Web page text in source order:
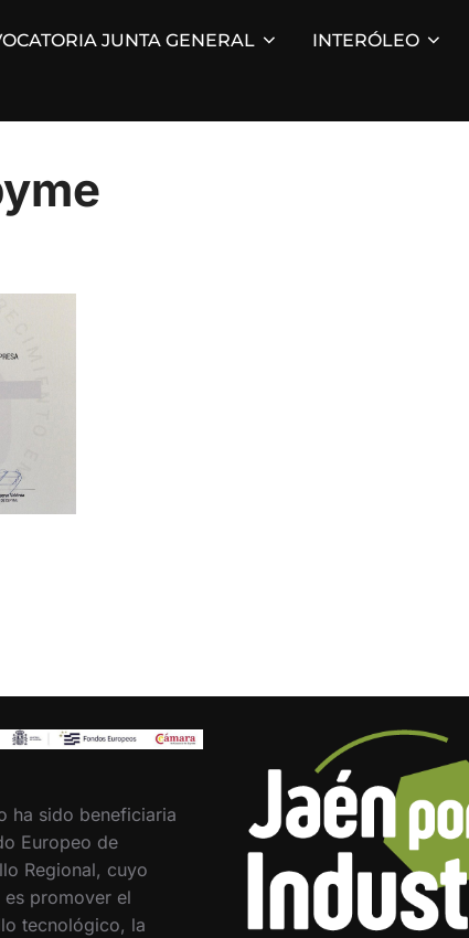
JUNTA GENERAL INTERÓLEO
ha sido beneficiaria
Europeo de
Regional, cuyo
promover el
tecnológico, la